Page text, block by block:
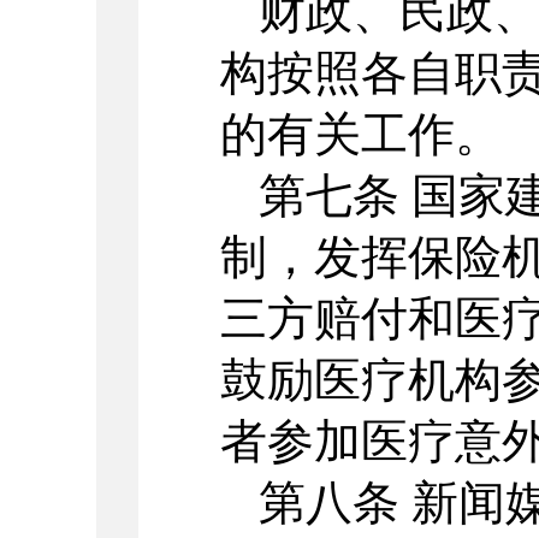
财政、民政
构按照各自职
的有关工作。
第七条 国家
制，发挥保险
三方赔付和医
鼓励医疗机构
者参加医疗意
第八条 新闻